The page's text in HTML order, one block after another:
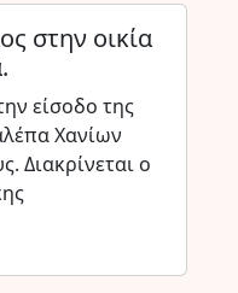
στην οικία
είσοδο της
Χανίων
Διακρίνεται ο